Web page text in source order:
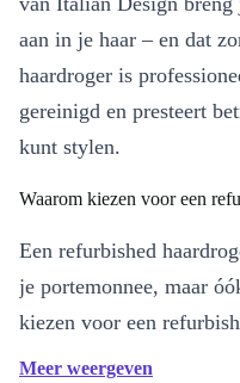
aan in je haar – en dat
haardroger is
gereinigd en presteert
kunt stylen.
Waarom kiezen voor een
Een refurbished
je portemonnee, maar
kiezen voor een
je elektronica een
Meer weergeven